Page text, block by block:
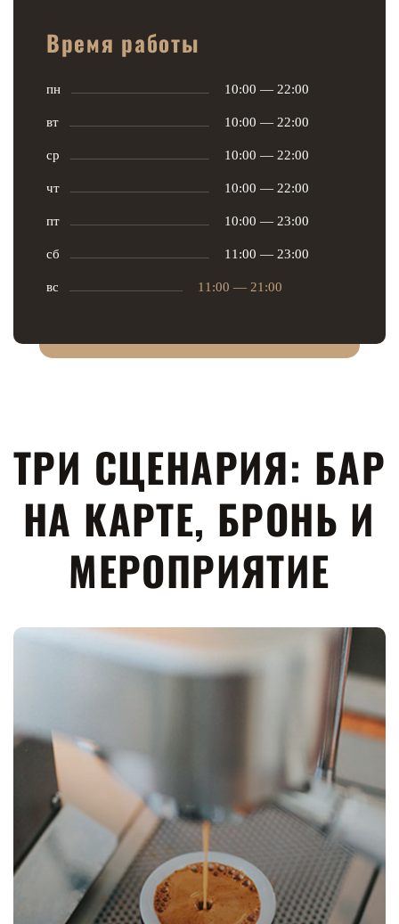
Время работы
пн 10:00 — 22:00
вт 10:00 — 22:00
ср 10:00 — 22:00
чт 10:00 — 22:00
пт 10:00 — 23:00
сб 11:00 — 23:00
вс 11:00 — 21:00
ТРИ СЦЕНАРИЯ: БАР
НА КАРТЕ, БРОНЬ И
МЕРОПРИЯТИЕ